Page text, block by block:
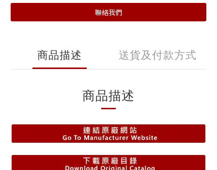
聯絡我們
商品描述 送貨及付款方式
商品描述